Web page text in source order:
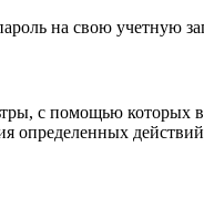
на свою учетную
с помощью
определенных